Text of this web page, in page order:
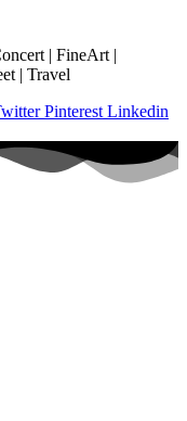
| FineArt |
| Travel
Pinterest Linkedin